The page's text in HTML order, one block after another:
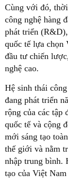
Cùng với đó,
công nghệ hàng
phát triển
quốc tế lựa chọn
đầu tư chiến
nghệ cao.
Hệ sinh thái
đang phát triển
rộng của các tập
quốc tế và cộng
mới sáng tạo
thế giới và nằm
nhập trung bình.
tạo của Việt